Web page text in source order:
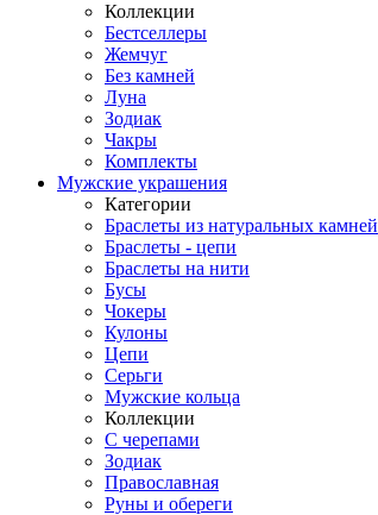
Коллекции
Бестселлеры
Жемчуг
Без камней
Луна
Зодиак
Чакры
Комплекты
Мужские украшения
Категории
Браслеты из натуральных камней
Браслеты - цепи
Браслеты на нити
Бусы
Чокеры
Кулоны
Цепи
Серьги
Мужские кольца
Коллекции
С черепами
Зодиак
Православная
Руны и обереги